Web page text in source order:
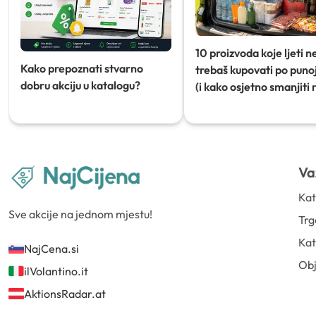
Kako prepoznati stvarno
dobru akciju u katalogu?
10 proizvoda koje ljeti
trebaš kupovati po
(i kako osjetno smanjiti
Sve akcije na jednom mjestu!
NajCena.si
ilVolantino.it
AktionsRadar.at